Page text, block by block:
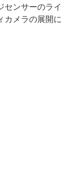
センサーのライ
カメラの展開に